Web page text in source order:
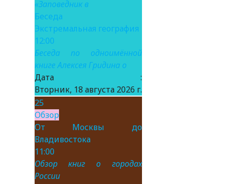
«Заповедник в
Беседа
Экстремальная география
12:00
Беседа по одноимённой
книге Алексея Гридина о
Дата :
Вторник, 18 августа 2026 г.
25
Обзор
От Москвы до
Владивостока
11:00
Обзор книг о городах
России